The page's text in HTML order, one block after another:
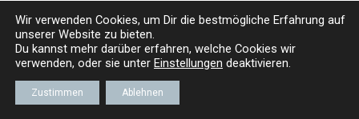
ist Multi- Channel, social und
entertaining.
TELL ME MORE...
Wir verwenden Cookies, um Dir die bestmögliche Erfahrung auf
unserer Website zu bieten.
Du kannst mehr darüber erfahren, welche Cookies wir
verwenden, oder sie unter Einstellungen deaktivieren.
Zustimmen Ablehnen